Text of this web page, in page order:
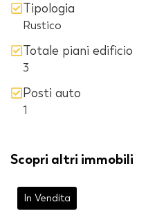
Tipologia
Rustico
Totale piani edificio
3
Posti auto
1
Scopri altri immobili
In Vendita